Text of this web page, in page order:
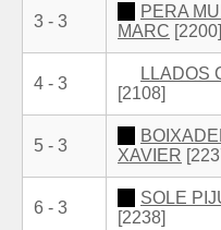
3 - 3
PERA
MARC [2200]
4 - 3
LLADOS
[2108]
5 - 3
XAVIER
6 - 3
SOLE
[2238]